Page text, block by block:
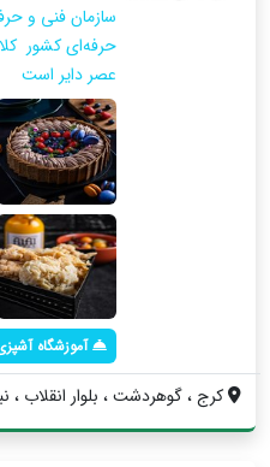
سازمان فنی و
حرفه‌ای کشور
عصر دایر است
آموزشگاه
کرج ، گوهردشت ، بلوار انقلاب ،